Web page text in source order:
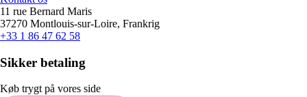
11 rue Bernard Maris
37270 Montlouis-sur-Loire, Frankrig
+33 1 86 47 62 58
Sikker betaling
Køb trygt på vores side